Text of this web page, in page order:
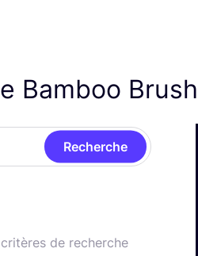
Bamboo
Recherche
de recherche